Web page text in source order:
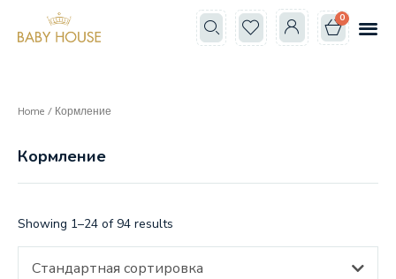
0
Home / Кормление
Кормление
Showing 1–24 of 94 results
Стандартная сортировка